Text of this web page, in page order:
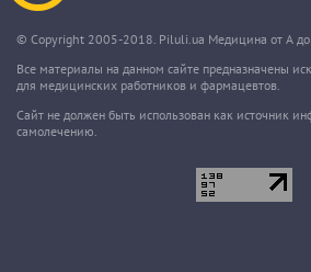
© Copyright 2005-2018. Piluli.ua Медицина от А
Все материалы на данном сайте предназначены
для медицинских работников и фармацевтов.
Сайт не должен быть использован как источник
самолечению.